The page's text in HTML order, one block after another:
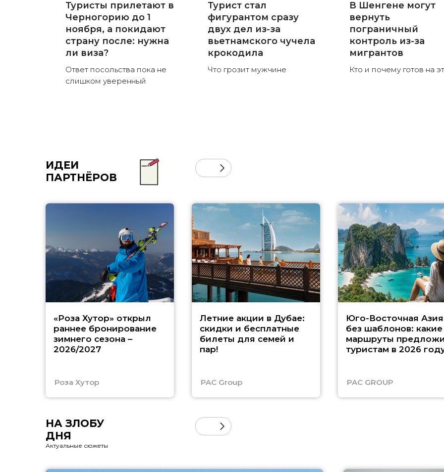
Туристы прилетают в
Черногорию до 1
ноября, а покидают
страну после: нужна
ли виза?
Ответ посольства пока не
слишком уверенный
Турист стал
фигурантом сразу
двух дел из-за
вьетнамского чучела
крокодила
Что грозит мужчине
В Шенгене могут
вернуть
пограничный
контроль из-за
мигрантов
Кто и почему готов на
ИДЕИ
ПАРТНЁРОВ
«Роза Хутор» открыл
раннее бронирование
зимнего сезона –
2026/2027
Роза Хутор
Летние акции в Дубае:
скидки и бесплатные
билеты для семей и
пар!
PAC Group
Юго-Восточная Азия
без шаблонов: какие
маршруты
туристам в 2026
PAC GROUP
НА ЗЛОБУ
ДНЯ
Актуальные сюжеты